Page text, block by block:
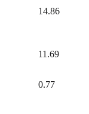
14.86
11.69
0.77